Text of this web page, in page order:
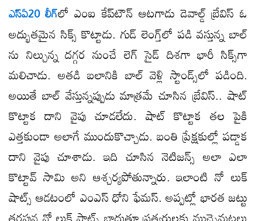
ఎస్​ఏ20 లీగ్​లో ఎంఐ కేప్​టౌన్ ఆటగాడు డెవాల్డ్ బ్రేవిస్ ఓ
అద్భుతమైన సిక్స్ కొట్టాడు. గుడ్​ లెంగ్త్​లో పడి వస్తున్న బాల్​
ను నిల్చున్న దగ్గర నుంచే లెగ్ సైడ్ దిశగా భారీ సిక్స్​గా
మలిచాడు. అతడి బలానికి బాల్ వెళ్లి స్టాండ్స్​లో పడింది.
అయితే బాల్ వేస్తున్నప్పుడు మాత్రమే చూసిన బ్రేవిస్.. షాట్
కొట్టాక దాని వైపు చూడలేదు. షాట్ కొట్టాక తల పైకి
ఎత్తకుండా అలాగే ముందుకొచ్చాడు. బంతి ప్రేక్షకుల్లో పడ్డాక
దాని వైపు చూశాడు. ఇది చూసిన నెటిజన్స్ అలా ఎలా
కొట్టావ్ సామి అని ఆశ్చర్యపోతున్నారు. ఇలాంటి నో లుక్
షాట్స్ ఆడటంలో ఎంఎస్ ధోని ఫేమస్. అప్పట్లో భారత జట్టు